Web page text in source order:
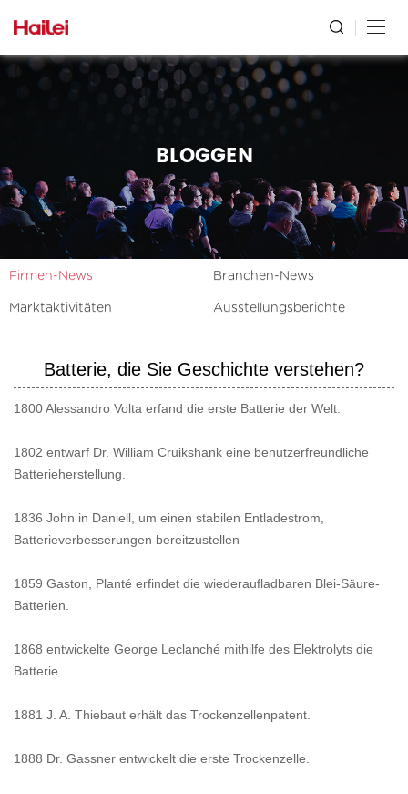
BLOGGEN
Firmen-News Branchen-News
Marktaktivitäten Ausstellungsberichte
Batterie, die Sie Geschichte verstehen?
1800 Alessandro Volta erfand die erste Batterie der Welt.
1802 entwarf Dr. William Cruikshank eine benutzerfreundliche
Batterieherstellung.
1836 John in Daniell, um einen stabilen Entladestrom,
Batterieverbesserungen bereitzustellen
1859 Gaston, Planté erfindet die wiederaufladbaren Blei-Säure-
Batterien.
1868 entwickelte George Leclanché mithilfe des Elektrolyts die
Batterie
1881 J. A. Thiebaut erhält das Trockenzellenpatent.
1888 Dr. Gassner entwickelt die erste Trockenzelle.